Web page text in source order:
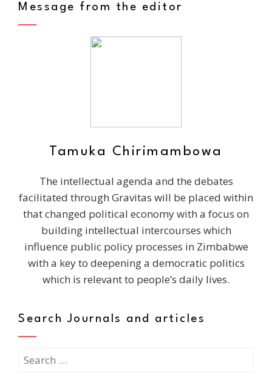
Message from the editor
Tamuka Chirimambowa
The intellectual agenda and the debates
facilitated through Gravitas will be placed within
that changed political economy with a focus on
building intellectual intercourses which
influence public policy processes in Zimbabwe
with a key to deepening a democratic politics
which is relevant to people’s daily lives.
Search Journals and articles
Search